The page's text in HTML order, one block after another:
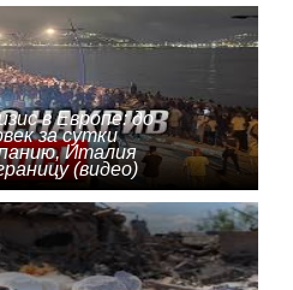
в Европе: до
за сутки
Италия
(видео)